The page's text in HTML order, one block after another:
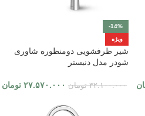
-14%
ویژه
شیر ظرفشویی دومنظوره شاوری
شودر مدل دنیستر
۳۲.۱۰۰.۰۰۰ تومان ۲۷.۵۷۰.۰۰۰ تومان